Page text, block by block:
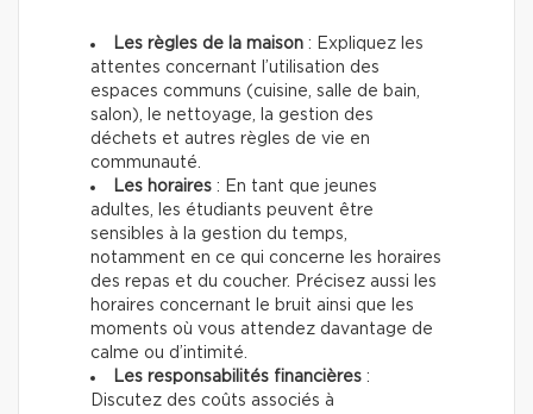
Les règles de la maison : Expliquez les
attentes concernant l’utilisation des
espaces communs (cuisine, salle de bain,
salon), le nettoyage, la gestion des
déchets et autres règles de vie en
communauté.
Les horaires : En tant que jeunes
adultes, les étudiants peuvent être
sensibles à la gestion du temps,
notamment en ce qui concerne les horaires
des repas et du coucher. Précisez aussi les
horaires concernant le bruit ainsi que les
moments où vous attendez davantage de
calme ou d’intimité.
Les responsabilités financières :
Discutez des coûts associés à